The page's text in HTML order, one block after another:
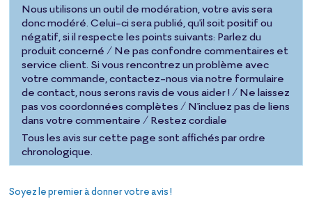
Nous utilisons un outil de modération, votre avis sera
donc modéré. Celui-ci sera publié, qu'il soit positif ou
négatif, si il respecte les points suivants: Parlez du
produit concerné / Ne pas confondre commentaires et
service client. Si vous rencontrez un problème avec
votre commande, contactez-nous via notre formulaire
de contact, nous serons ravis de vous aider ! / Ne laissez
pas vos coordonnées complètes / N'incluez pas de liens
dans votre commentaire / Restez cordiale
Tous les avis sur cette page sont affichés par ordre
chronologique.
Soyez le premier à donner votre avis !